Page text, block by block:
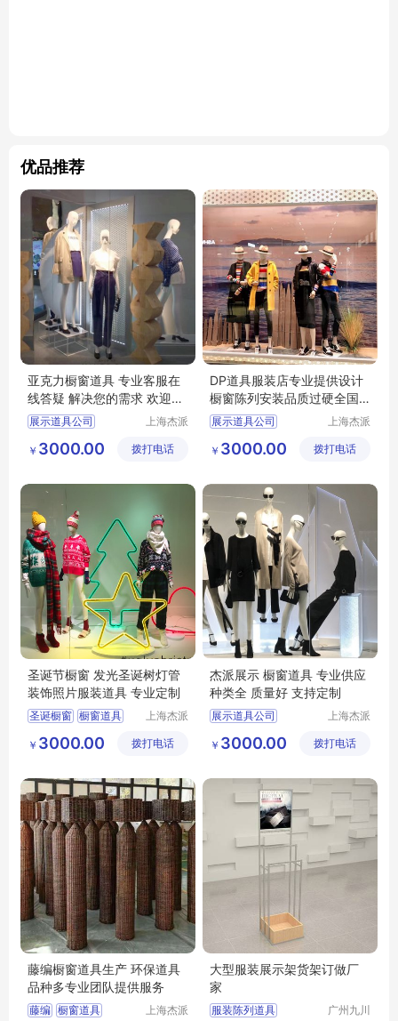
优品推荐
亚克力橱窗道具 专业客服在
线答疑 解决您的需求 欢迎来
电详询
展示道具公司
上海杰派
公司
￥ 3000.00 拨打电话
DP道具服装店专业提供设计
橱窗陈列安装品质过硬全国
范围
展示道具公司
设计安装 服装店
上海杰派
公司
￥ 3000.00 拨打电话
圣诞节橱窗 发光圣诞树灯管
装饰照片服装道具 专业定制
圣诞橱窗 橱窗道具
上海杰派
公司
￥ 3000.00 拨打电话
杰派展示 橱窗道具 专业供应
种类全 质量好 支持定制
展示道具公司
上海杰派
公司
￥ 3000.00 拨打电话
藤编橱窗道具生产 环保道具
品种多专业团队提供服务
藤编 橱窗道具
上海杰派
大型服装展示架货架订做厂
家
服装陈列道具
广州九川